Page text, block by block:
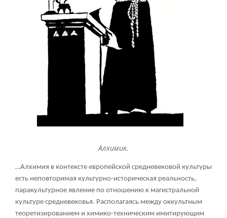
Алхимик.
…Алхимия в контексте европейской средневековой культуры
есть неповторимая культурно-историческая реальность,
паракультурное явление по отношению к магистральной
культуре средневековья. Располагаясь между оккультным
теоретизированием и химико-техническим имитирующим